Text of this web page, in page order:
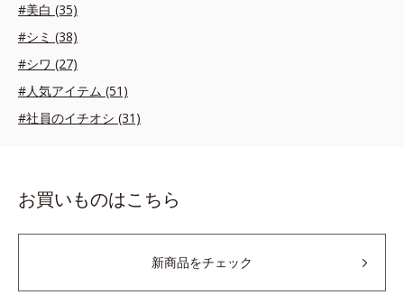
#美白 (35)
#シミ (38)
#シワ (27)
#人気アイテム (51)
#社員のイチオシ (31)
お買いものはこちら
新商品をチェック